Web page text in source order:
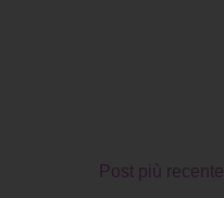
Post più recente